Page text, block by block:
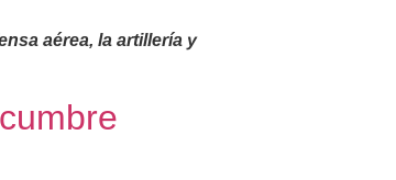
aérea, la artillería y